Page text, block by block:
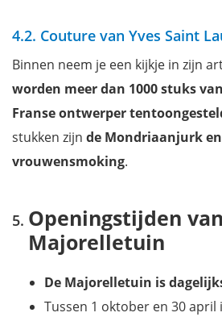
4.2. Couture van Yves Saint
Binnen neem je een kijkje in zijn
worden meer dan 1000 stuks
Franse ontwerper
stukken zijn de Mondriaanjurk
vrouwensmoking.
Openingstijden
Majorelletuin
De Majorelletuin is
Tussen 1 oktober en 30 april